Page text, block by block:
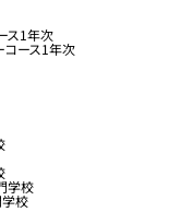
ス1年次
コース1年次
学校
学校